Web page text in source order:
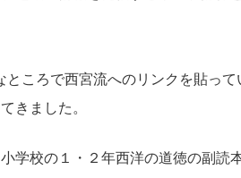
ころで西宮流へのリンクを貼って
きました。
学校の１・２年西洋の道徳の副読